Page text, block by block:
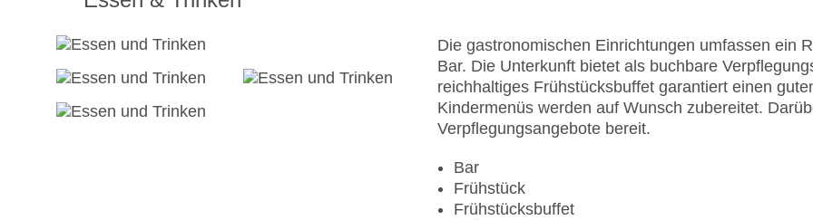
Die gastronomischen Einrichtungen umfassen ein
Bar. Die Unterkunft bietet als buchbare
reichhaltiges Frühstücksbuffet garantiert einen
Kindermenüs werden auf Wunsch zubereitet.
Verpflegungsangebote bereit.
Bar
Frühstück
Frühstücksbuffet